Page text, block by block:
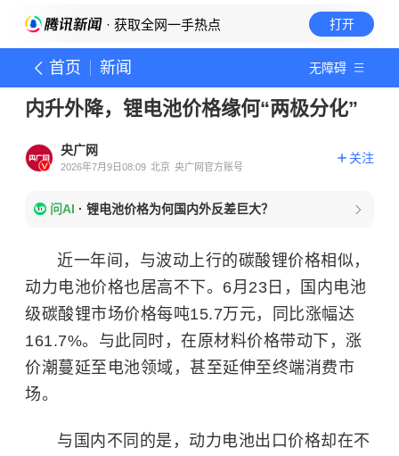
· 获取全网一手热点 打开
首页 新闻 无障碍
内升外降，锂电池价格缘何“两极分化”
央广网
2026年7月9日08:09 北京 央广网官方账号
关注
问AI · 锂电池价格为何国内外反差巨大？
近一年间，与波动上行的碳酸锂价格相似，
动力电池价格也居高不下。6月23日，国内电池
级碳酸锂市场价格每吨15.7万元，同比涨幅达
161.7%。与此同时，在原材料价格带动下，涨
价潮蔓延至电池领域，甚至延伸至终端消费市
场。
与国内不同的是，动力电池出口价格却在不